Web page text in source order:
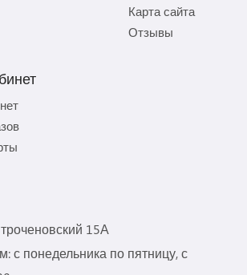
Карта сайта
Отзывы
15А
с понедельника по пятницу, с